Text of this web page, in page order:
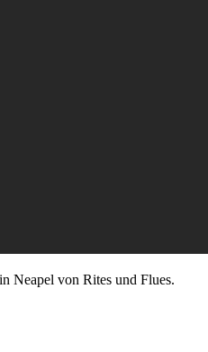
Neapel von Rites und Flues.